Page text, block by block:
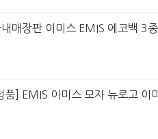
매장판 이미스 EMIS 에코백 3
품] EMIS 이미스 모자 뉴로고